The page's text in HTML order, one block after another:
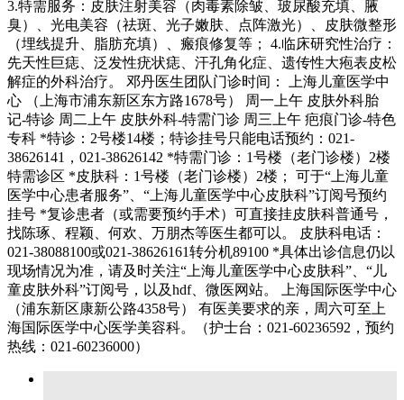
3.特需服务：皮肤注射美容（肉毒素除皱、玻尿酸充填、腋
臭）、光电美容（祛斑、光子嫩肤、点阵激光）、皮肤微整形
（埋线提升、脂肪充填）、瘢痕修复等； 4.临床研究性治疗：
先天性巨痣、泛发性疣状痣、汗孔角化症、遗传性大疱表皮松
解症的外科治疗。 邓丹医生团队门诊时间： 上海儿童医学中
心 （上海市浦东新区东方路1678号） 周一上午 皮肤外科胎
记-特诊 周二上午 皮肤外科-特需门诊 周三上午 疤痕门诊-特色
专科 *特诊：2号楼14楼；特诊挂号只能电话预约：021-
38626141，021-38626142 *特需门诊：1号楼（老门诊楼）2楼
特需诊区 *皮肤科：1号楼（老门诊楼）2楼； 可于“上海儿童
医学中心患者服务”、“上海儿童医学中心皮肤科”订阅号预约
挂号 *复诊患者（或需要预约手术）可直接挂皮肤科普通号，
找陈琢、程颖、何欢、万朋杰等医生都可以。 皮肤科电话：
021-38088100或021-38626161转分机89100 *具体出诊信息仍以
现场情况为准，请及时关注“上海儿童医学中心皮肤科”、“儿
童皮肤外科”订阅号，以及hdf、微医网站。 上海国际医学中心
（浦东新区康新公路4358号） 有医美要求的亲，周六可至上
海国际医学中心医学美容科。（护士台：021-60236592，预约
热线：021-60236000）